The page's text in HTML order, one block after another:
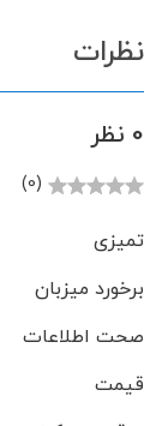
نظرات
0 نظر
(0)
تمیزی
برخورد میزبان
صحت اطلاعات
قیمت